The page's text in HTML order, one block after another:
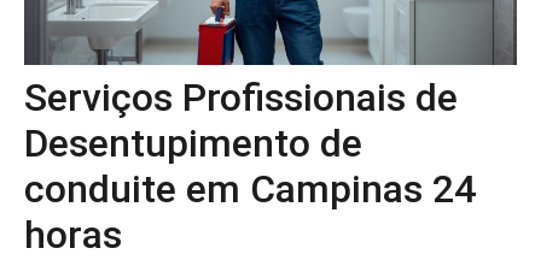
Serviços Profissionais de
Desentupimento de
conduite em Campinas 24
horas